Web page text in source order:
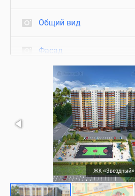
ЖК «Звездный»
Общий вид
Фасад
Благоустройство
Подъезд
Визуализация